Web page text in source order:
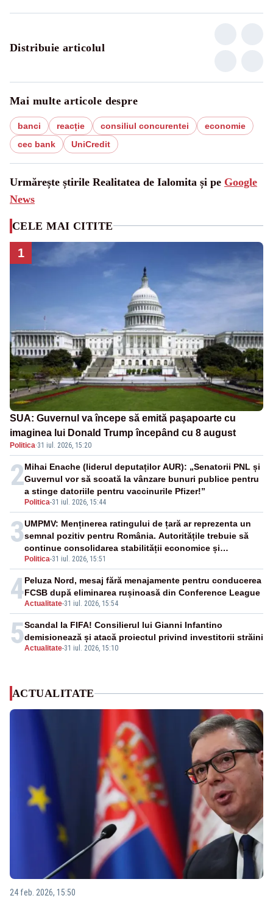
Distribuie articolul
Mai multe articole despre
banci reacție consiliul concurentei
economie
cec bank
UniCredit
Urmărește știrile Realitatea de Ialomita și pe Google
News
CELE MAI CITITE
1
SUA: Guvernul va începe să emită paşapoarte cu
imaginea lui Donald Trump începând cu 8 august
Politica·31 iul. 2026, 15:20
2
Politica-31 iul. 2026, 15:44
Mihai Enache (liderul deputaților AUR): „Senatorii PNL și
Guvernul vor să scoată la vânzare bunuri publice pentru
a stinge datoriile pentru vaccinurile Pfizer!”
3
Politica-31 iul. 2026, 15:51
UMPMV: Menținerea ratingului de țară ar reprezenta un
semnal pozitiv pentru România. Autoritățile trebuie să
continue consolidarea stabilității economice și
financiare
4Actualitate-31 iul. 2026, 15:54
Peluza Nord, mesaj fără menajamente pentru conducerea
FCSB după eliminarea rușinoasă din Conference League
5Actualitate-31 iul. 2026, 15:10
Scandal la FIFA! Consilierul lui Gianni Infantino
demisionează și atacă proiectul privind investitorii străini
ACTUALITATE
24 feb. 2026, 15:50